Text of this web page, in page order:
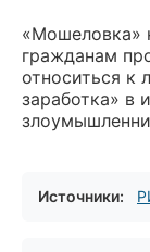
«Мошеловка»
гражданам
относиться к
заработка» в
Источники: